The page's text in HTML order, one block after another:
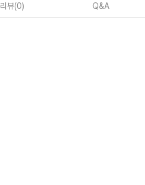
리뷰(0) Q&A